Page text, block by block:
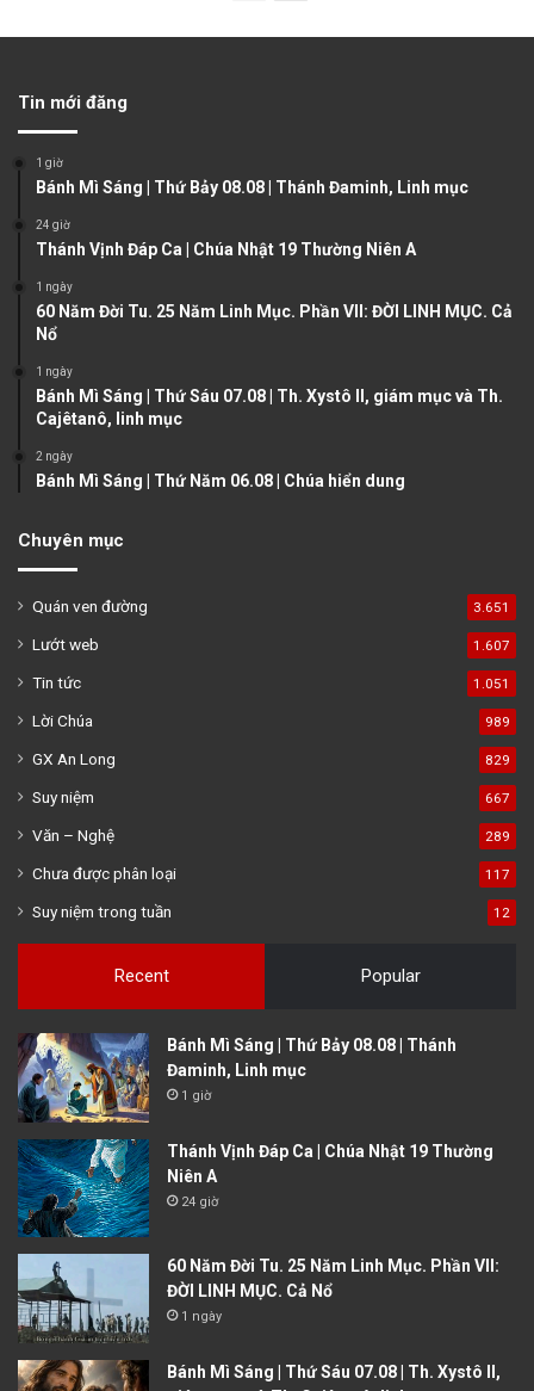
u
p
g
g
Tin mới đăng
1 giờ
Bánh Mì Sáng | Thứ Bảy 08.08 | Thánh Đaminh, Linh mục
24 giờ
Thánh Vịnh Đáp Ca | Chúa Nhật 19 Thường Niên A
1 ngày
60 Năm Đời Tu. 25 Năm Linh Mục. Phần VII: ĐỜI LINH MỤC. Cả
Nổ
1 ngày
Bánh Mì Sáng | Thứ Sáu 07.08 | Th. Xystô II, giám mục và Th.
Cajêtanô, linh mục
2 ngày
Bánh Mì Sáng | Thứ Năm 06.08 | Chúa hiển dung
Chuyên mục
Quán ven đường 3.651
Lướt web 1.607
Tin tức 1.051
Lời Chúa 989
GX An Long 829
Suy niệm 667
Văn – Nghệ 289
Chưa được phân loại 117
Suy niệm trong tuần 12
Recent Popular
Bánh Mì Sáng | Thứ Bảy 08.08 | Thánh
Đaminh, Linh mục
1 giờ
Thánh Vịnh Đáp Ca | Chúa Nhật 19 Thường
Niên A
24 giờ
60 Năm Đời Tu. 25 Năm Linh Mục. Phần VII:
ĐỜI LINH MỤC. Cả Nổ
1 ngày
Bánh Mì Sáng | Thứ Sáu 07.08 | Th. Xystô II,